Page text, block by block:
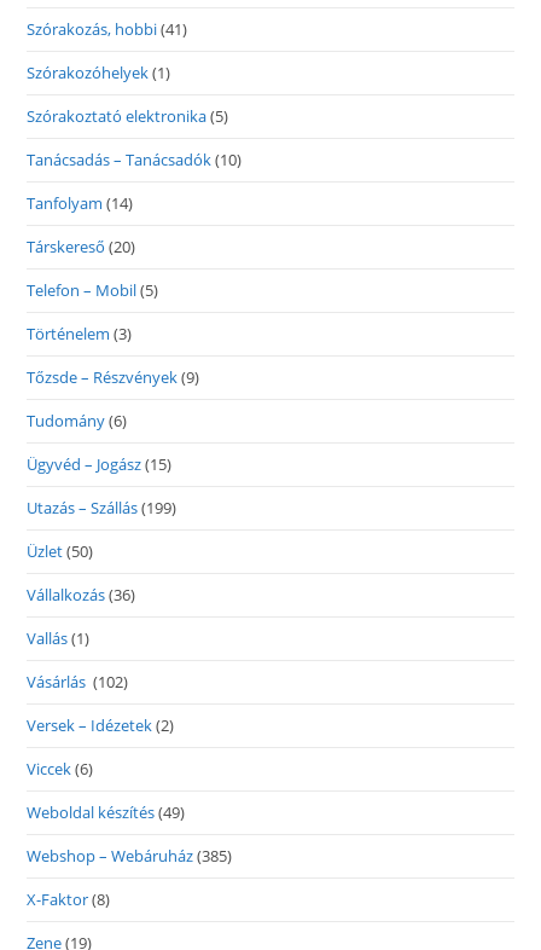
Szórakozás, hobbi(41)
Szórakozóhelyek(1)
Szórakoztató elektronika(5)
Tanácsadás – Tanácsadók(10)
Tanfolyam (14)
Társkereső (20)
Telefon – Mobil(5)
Történelem (3)
Tőzsde – Részvények(9)
Tudomány(6)
Ügyvéd – Jogász(15)
Utazás – Szállás(199)
Üzlet(50)
Vállalkozás(36)
Vallás(1)
Vásárlás (102)
Versek – Idézetek(2)
Viccek(6)
Weboldal készítés(49)
Webshop – Webáruház(385)
X-Faktor(8)
Zene(19)